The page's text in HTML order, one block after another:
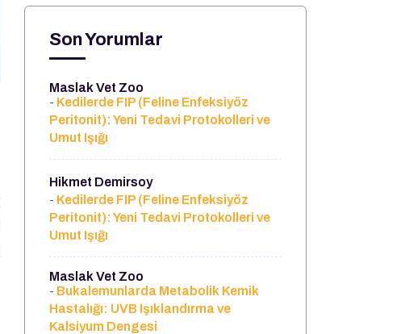
Son Yorumlar
Maslak Vet Zoo
- Kedilerde FIP (Feline Enfeksiyöz
Peritonit): Yeni Tedavi Protokolleri ve
Umut Işığı
Hikmet Demirsoy
- Kedilerde FIP (Feline Enfeksiyöz
Peritonit): Yeni Tedavi Protokolleri ve
Umut Işığı
Maslak Vet Zoo
- Bukalemunlarda Metabolik Kemik
Hastalığı: UVB Işıklandırma ve
Kalsiyum Dengesi